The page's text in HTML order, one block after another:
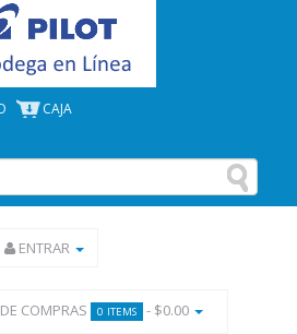
CAJA
ENTRAR
COMPRAS 0 ITEMS - $0.00